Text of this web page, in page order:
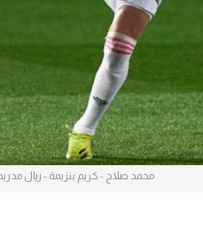
محمد صلاح - كريم بنزيمة - ريال